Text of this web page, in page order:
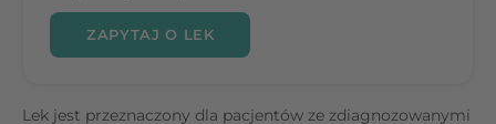
ZAPYTAJ O LEK
Lek jest przeznaczony dla pacjentów ze zdiagnozowanymi